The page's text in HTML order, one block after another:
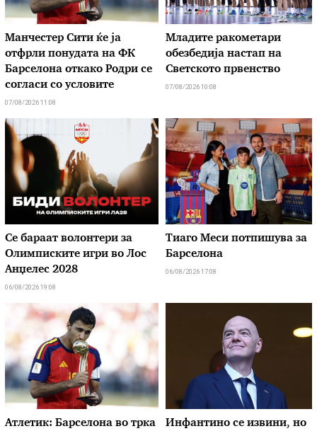
Манчестер Сити ќе ја
отфрли понудата на ФК
Барселона откако Родри се
согласи со условите
07/08/2026 11:08
Младите ракометари
обезбедија настап на
Светското првенство
07/08/2026 10:08
Се бараат волонтери за
Олимписките игри во Лос
Анџелес 2028
06/08/2026 19:08
Тиаго Меси потпишува за
Барселона
06/08/2026 17:08
Атлетик: Барселона во трка
Инфантино се извини, но